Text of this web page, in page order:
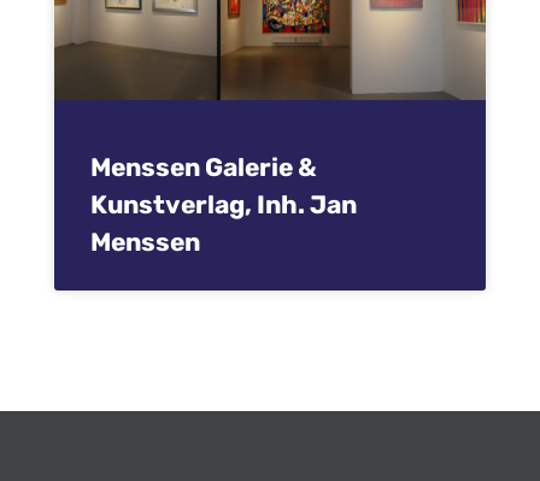
Menssen Galerie &
Kunstverlag, Inh. Jan
Menssen